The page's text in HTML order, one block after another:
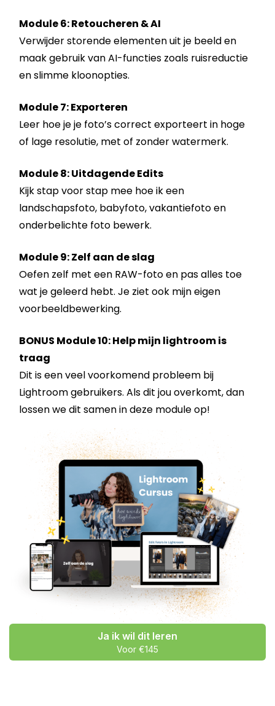
Module 6: Retoucheren & AI
Verwijder storende elementen uit je beeld en
maak gebruik van AI-functies zoals ruisreductie
en slimme kloonopties.
Module 7: Exporteren
Leer hoe je je foto’s correct exporteert in hoge
of lage resolutie, met of zonder watermerk.
Module 8: Uitdagende Edits
Kijk stap voor stap mee hoe ik een
landschapsfoto, babyfoto, vakantiefoto en
onderbelichte foto bewerk.
Module 9: Zelf aan de slag
Oefen zelf met een RAW-foto en pas alles toe
wat je geleerd hebt. Je ziet ook mijn eigen
voorbeeldbewerking.
BONUS Module 10: Help mijn lightroom is
traag
Dit is een veel voorkomend probleem bij
Lightroom gebruikers. Als dit jou overkomt, dan
lossen we dit samen in deze module op!
Ja ik wil dit leren
Voor €145